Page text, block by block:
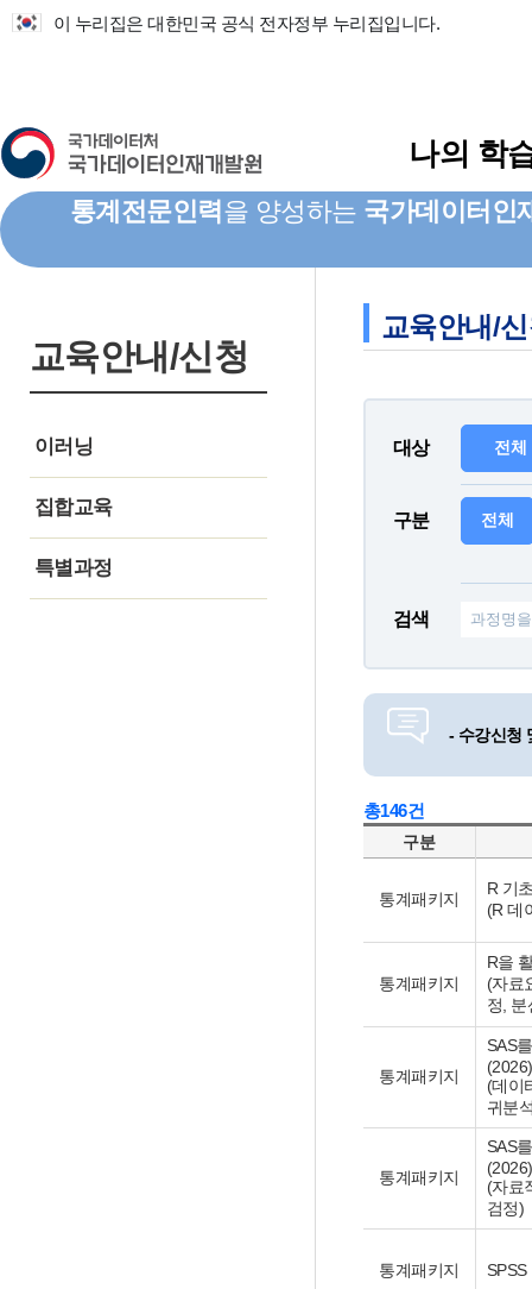
이 누리집은 대한민국 공식 전자정부 누리집입니다.
나의 학
통계전문인력 을 양성하는 국가데이터인
교육안내/신청
이러닝
교육과정/신청
집합교육
수강안내
특별과정
교육안내/
대상 전체
구분 전체
검색
- 수강신청
총146건
구분
통계패키지
R 기
(R 데
통계패키지
R을
(자료
정,
통계패키지
SAS
(2026)
(데이
귀분
통계패키지
SAS
(2026)
(자료
검정)
통계패키지